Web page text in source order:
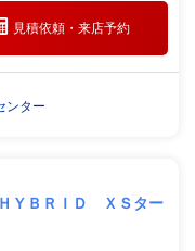
見積依頼・来店予約
ンター
ＹＢＲＩＤ ＸＳター